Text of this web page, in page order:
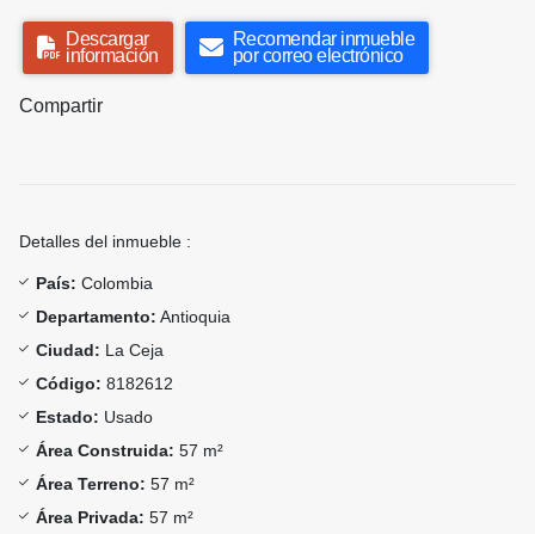
Descargar
información
Recomendar inmueble
por correo electrónico
Compartir
Detalles del inmueble :
País: Colombia
Departamento: Antioquia
Ciudad: La Ceja
Código: 8182612
Estado: Usado
Área Construida: 57 m²
Área Terreno: 57 m²
Área Privada: 57 m²